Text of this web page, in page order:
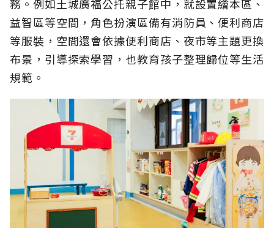
務。例如土城廣福公托親子館中，就設置繪本區、
益智區等空間，角色扮演區備有消防員、便利商店
等服裝，空間還會依據便利商店、夜市等主題更換
布景，引導探索學習，也教育孩子整理歸位等生活
規範。